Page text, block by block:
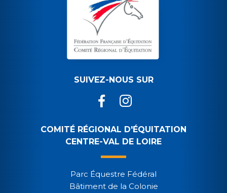
SUIVEZ-NOUS SUR
COMITÉ RÉGIONAL D'ÉQUITATION
CENTRE-VAL DE LOIRE
Parc Équestre Fédéral
Bâtiment de la Colonie